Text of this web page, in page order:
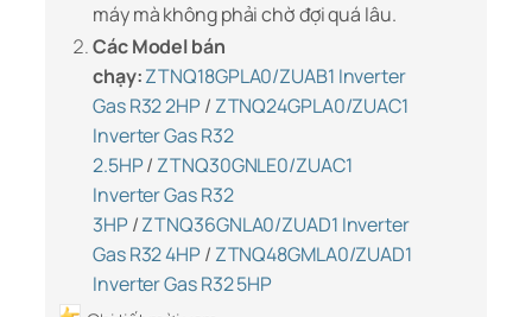
máy mà không phải chờ đợi quá lâu.
Các Model bán
chạy:ZTNQ18GPLA0/ZUAB1 Inverter
Gas R32 2HP/ ZTNQ24GPLA0/ZUAC1
Inverter Gas R32
2.5HP/ ZTNQ30GNLE0/ZUAC1
Inverter Gas R32
3HP/ZTNQ36GNLA0/ZUAD1 Inverter
Gas R32 4HP/ ZTNQ48GMLA0/ZUAD1
Inverter Gas R32 5HP